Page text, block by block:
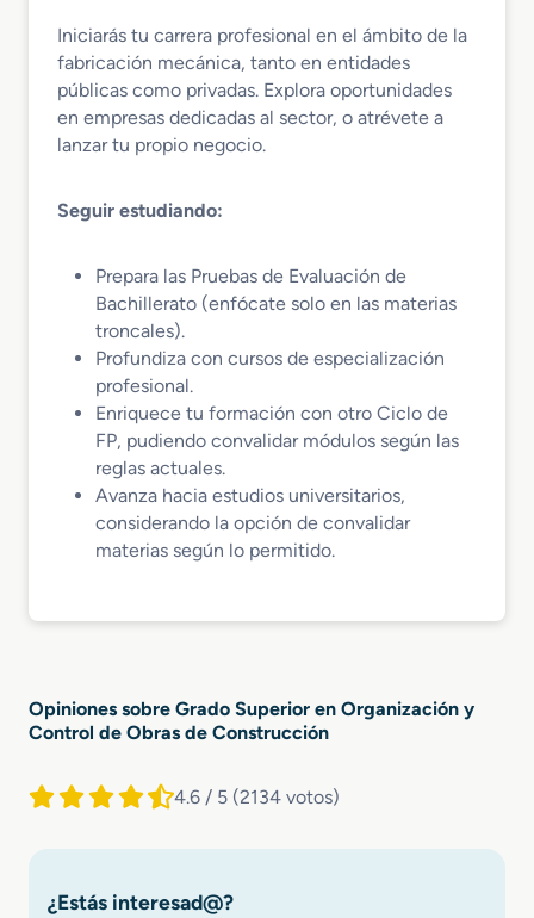
Iniciarás tu carrera profesional en el ámbito de la
fabricación mecánica, tanto en entidades
públicas como privadas. Explora oportunidades
en empresas dedicadas al sector, o atrévete a
lanzar tu propio negocio.
Seguir estudiando:
Prepara las Pruebas de Evaluación de
Bachillerato (enfócate solo en las materias
troncales).
Profundiza con cursos de especialización
profesional.
Enriquece tu formación con otro Ciclo de
FP, pudiendo convalidar módulos según las
reglas actuales.
Avanza hacia estudios universitarios,
considerando la opción de convalidar
materias según lo permitido.
Opiniones sobre Grado Superior en Organización y
Control de Obras de Construcción
4.6 / 5 (2134 votos)
¿Estás interesad@?